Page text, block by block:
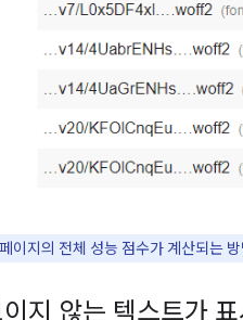
페이지의 전체 성능 점수가 계산되는
지 않는 텍스트가